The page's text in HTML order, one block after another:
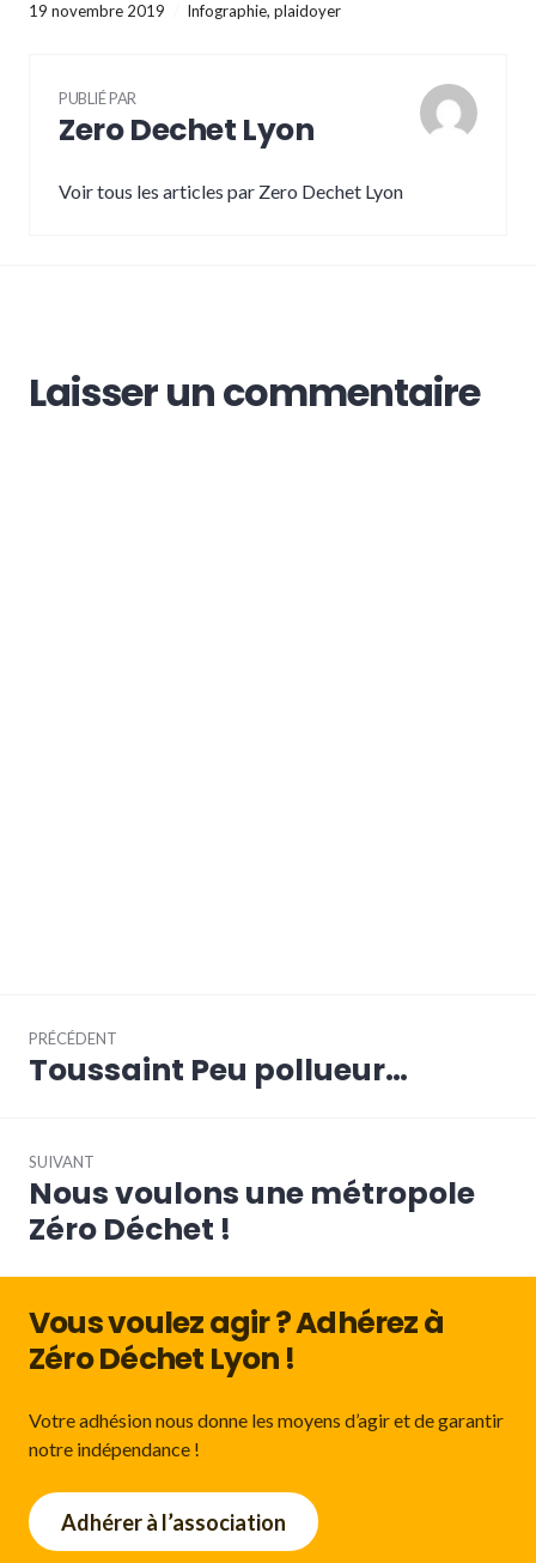
19 novembre 2019 Infographie, plaidoyer
PUBLIÉ PAR
Zero Dechet Lyon
Voir tous les articles par Zero Dechet Lyon
Laisser un commentaire
dePRÉCÉDENT
Article
Toussaint Peu pollueur…
SUIVANT
Article
Suivant:
Nous voulons une métropole
Zéro Déchet !
Vous voulez agir ? Adhérez à
Zéro Déchet Lyon !
Votre adhésion nous donne les moyens d’agir et de garantir
notre indépendance !
Adhérer à l’association